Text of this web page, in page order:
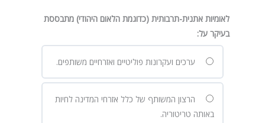
לאומיות אתנית-תרבותית (כדוגמת הלאום היהודי) מתבססת
בעיקר על:
ערכים ועקרונות פוליטיים ואזרחיים משותפים.
הרצון המשותף של כלל אזרחי המדינה לחיות
באותה טריטוריה.